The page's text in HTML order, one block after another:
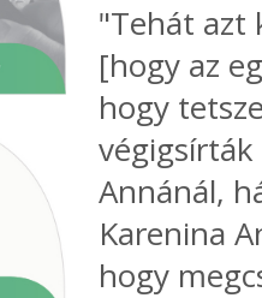
"Tehát azt
[hogy az
hogy
Annánál,
Karenina
hogy